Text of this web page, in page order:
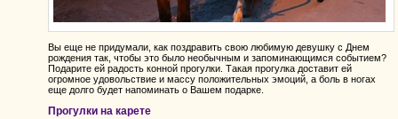
Вы еще не придумали, как поздравить свою любимую девушку с Днем
рождения так, чтобы это было необычным и запоминающимся событием?
Подарите ей радость конной прогулки. Такая прогулка доставит ей
огромное удовольствие и массу положительных эмоций, а боль в ногах
еще долго будет напоминать о Вашем подарке.
Прогулки на карете